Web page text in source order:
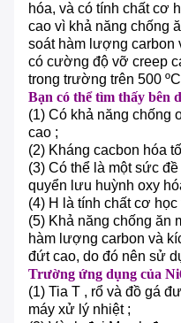
hóa, và có tính chất cơ
cao vì khả năng chống
soát hàm lượng carbon
có cường độ vỡ creep
trong trường trên 500
Bạn có thể tìm thấy bên
(1) Có khả năng chống
cao ;
(2) Kháng cacbon hóa
(3) Có thể là một sức
quyển lưu huỳnh oxy
(4) H
là tính chất cơ
(5) Khả năng chống ăn
hàm lượng carbon và
đứt cao, do đó nên sử
Trường ứng dụng của
(1) Tia T , rổ và đồ gá
máy xử lý nhiệt;